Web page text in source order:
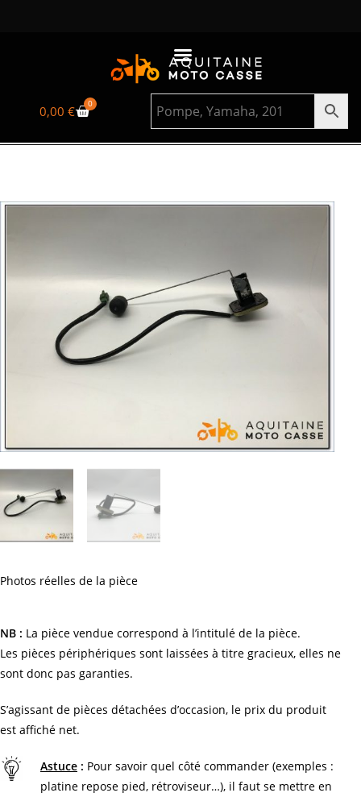
0,00€ 0
Photos réelles de la pièce
NB : La pièce vendue correspond à l’intitulé de la pièce.
Les pièces périphériques sont laissées à titre gracieux, elles ne
sont donc pas garanties.
S’agissant de pièces détachées d’occasion, le prix du produit
est affiché net.
Astuce : Pour savoir quel côté commander (exemples :
platine repose pied, rétroviseur…), il faut se mettre en